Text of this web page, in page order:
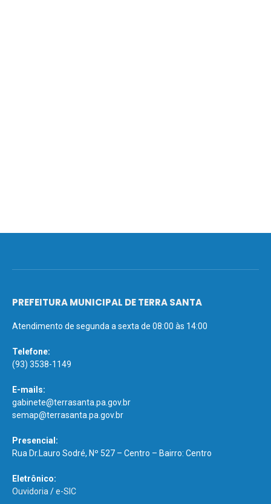
PREFEITURA MUNICIPAL DE TERRA SANTA
Atendimento de segunda a sexta de 08:00 às 14:00
Telefone:
(93) 3538-1149
E-mails:
gabinete@terrasanta.pa.gov.br
semap@terrasanta.pa.gov.br
Presencial:
Rua Dr.Lauro Sodré, Nº 527 – Centro – Bairro: Centro
Eletrônico:
Ouvidoria /e-SIC